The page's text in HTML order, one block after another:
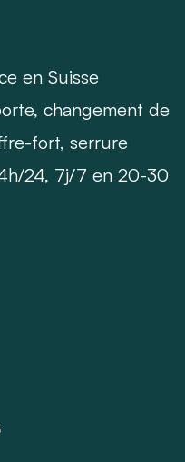
en Suisse
changement de
fort, serrure
24, 7j/7 en 20-30